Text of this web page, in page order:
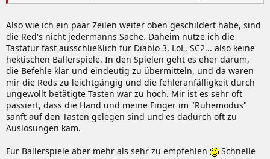
Also wie ich ein paar Zeilen weiter oben geschildert habe, sind
die Red's nicht jedermanns Sache. Daheim nutze ich die
Tastatur fast ausschließlich für Diablo 3, LoL, SC2... also keine
hektischen Ballerspiele. In den Spielen geht es eher darum,
die Befehle klar und eindeutig zu übermitteln, und da waren
mir die Reds zu leichtgängig und die fehleranfälligkeit durch
ungewollt betätigte Tasten war zu hoch. Mir ist es sehr oft
passiert, dass die Hand und meine Finger im "Ruhemodus"
sanft auf den Tasten gelegen sind und es dadurch oft zu
Auslösungen kam.
Für Ballerspiele aber mehr als sehr zu empfehlen
Schnelle